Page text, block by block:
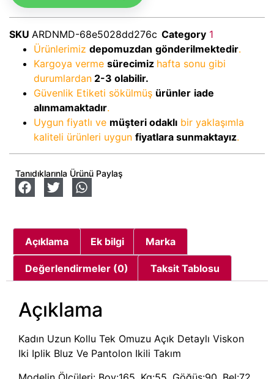
SKU ARDNMD-68e5028dd276c Category 1
Ürünlerimiz depomuzdan gönderilmektedir.
Kargoya verme sürecimiz hafta sonu gibi
durumlardan 2-3 olabilir.
Güvenlik Etiketi sökülmüş ürünler iade
alınmamaktadır.
Uygun fiyatlı ve müşteri odaklı bir yaklaşımla
kaliteli ürünleri uygun fiyatlara sunmaktayız.
Tanıdıklarınla Ürünü Paylaş
Açıklama Ek bilgi Marka
Değerlendirmeler (0) Taksit Tablosu
Açıklama
Kadın Uzun Kollu Tek Omuzu Açık Detaylı Viskon
Iki Iplik Bluz Ve Pantolon Ikili Takım